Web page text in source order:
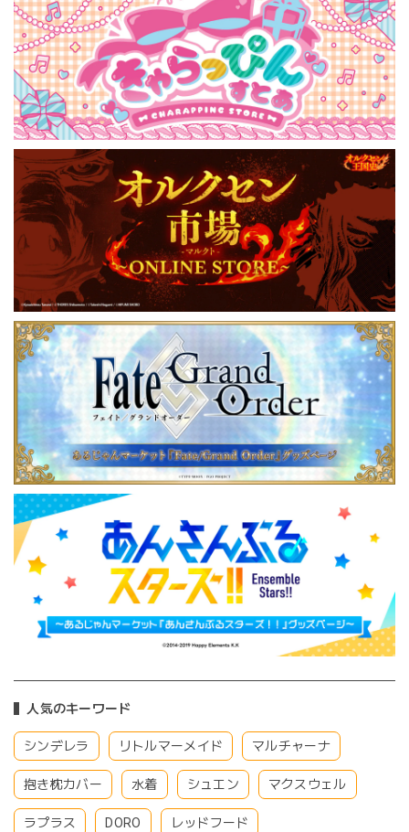
人気のキーワード
シンデレラ リトルマーメイド マルチャーナ
抱き枕カバー 水着 シュエン マクスウェル
ラプラス DORO レッドフード